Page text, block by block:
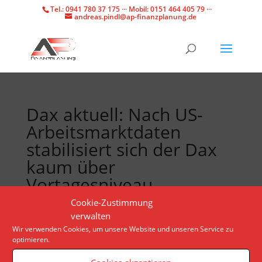
Cookie-Zustimmung
verwalten
Wir verwenden Cookies, um unsere Website und unseren Service zu
optimieren.
Tel.: 0941 780 37 175 ··· Mobil: 0151 464 405 79 ···
andreas.pindl@ap-finanzplanung.de
Dax aktuell: Nach US-
Arbeitsmarktdaten
stabilisiert sich der Dax
kaum über
Vortagesniveau
Der Arbeitsmarkt in den USA präsentiert sich
weiterhin relativ robust, aber nicht heiß. Das könnte
die US-Währungshüter dazu bringen, ab Juni die
Zinsen zu senken. Im MDax stürzt Hellofresh ab.